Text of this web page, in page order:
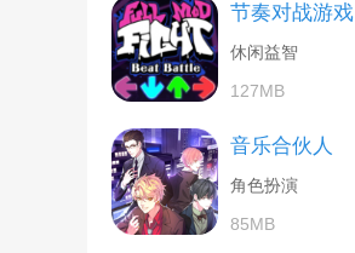
节奏对战游戏
休闲益智
127MB
音乐合伙人
角色扮演
85MB